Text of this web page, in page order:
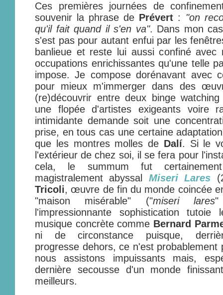
Ces premières journées de
souvenir la phrase de Prévert :
"on
qu'il fait quand il s'en va". Dans mon
s'est pas pour autant enfui par les
banlieue et reste lui aussi confiné avec
occupations enrichissantes qu'une telle
impose. Je compose dorénavant avec
pour mieux m'immerger dans des
(re)découvrir entre deux binge
une flopée d'artistes exigeants voire
intimidante demande soit une
prise, en tous cas une certaine
que les montres molles de Dalí. Si le
l'extérieur de chez soi, il se fera pour
cela, le summum fut
magistralement abyssal Miseri Lares
Tricoli, œuvre de fin du monde coincée
"maison misérable" ("miseri lares"
l'impressionnante sophistication
musique concrète comme Bernard
ni de circonstance puisque,
progresse dehors, ce n'est
nous assistons impuissants mais,
dernière secousse d'un monde
meilleurs.